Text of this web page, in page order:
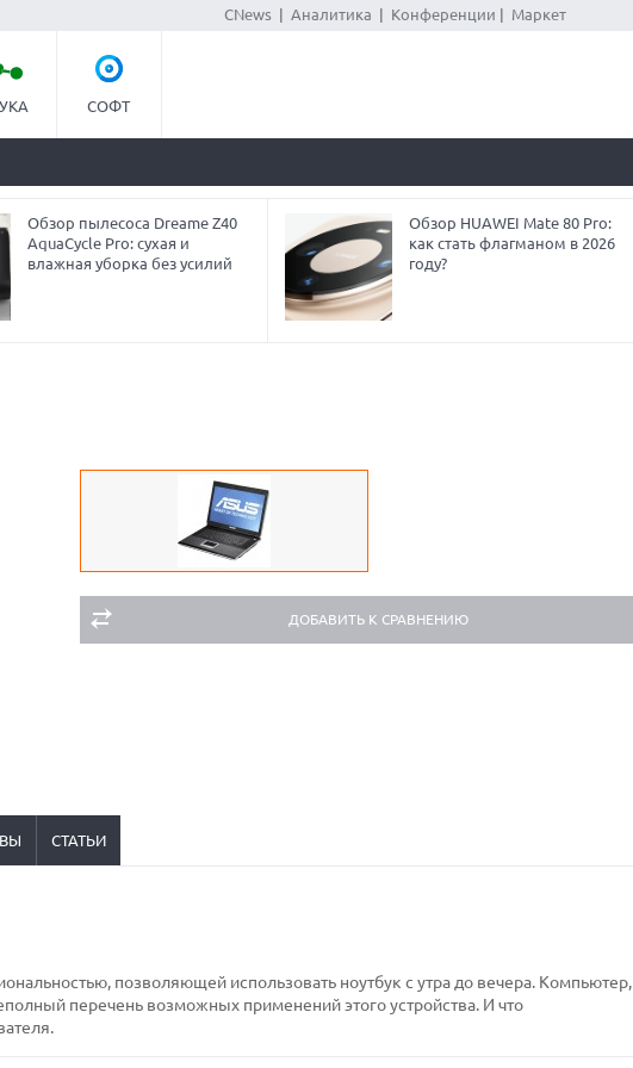
CNews| Аналитика Конференции Маркет
СОФТ
Обзор пылесоса Dreame Z40
AquaCycle Pro: сухая и
влажная уборка без усилий
Обзор HUAWEI Mate 80 Pro:
как стать флагманом в 2026
году?
ДОБАВИТЬ К СРАВНЕНИЮ
СТАТЬИ
позволяющей использовать ноутбук с утра до вечера. Компьютер,
перечень возможных применений этого устройства. И что